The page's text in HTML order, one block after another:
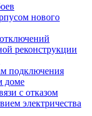
нового
реконструкции
подключения
доме
с отказом
электричества